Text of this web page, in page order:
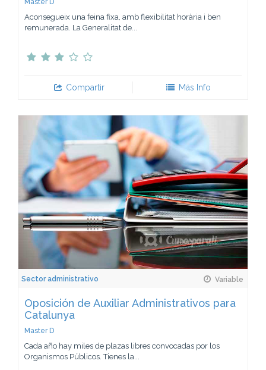
Master D
Aconsegueix una feina fixa, amb flexibilitat horària i ben
remunerada. La Generalitat de...
Compartir Más Info
Sector administrativo Variable
Oposición de Auxiliar Administrativos para
Catalunya
Master D
Cada año hay miles de plazas libres convocadas por los
Organismos Públicos. Tienes la...